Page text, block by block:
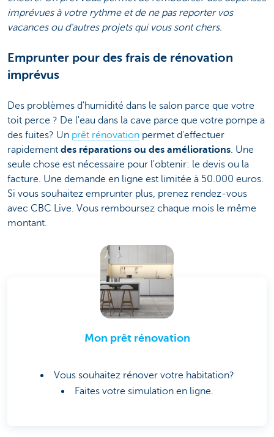
imprévues à votre rythme et de ne pas reporter vos
vacances ou d'autres projets qui vous sont chers.
Emprunter pour des frais de rénovation
imprévus
Des problèmes d'humidité dans le salon parce que votre
toit perce ? De l'eau dans la cave parce que votre pompe a
des fuites? Un prêt rénovation permet d'effectuer
rapidement des réparations ou des améliorations. Une
seule chose est nécessaire pour l'obtenir: le devis ou la
facture. Une demande en ligne est limitée à 50.000 euros.
Si vous souhaitez emprunter plus, prenez rendez-vous
avec CBC Live. Vous remboursez chaque mois le même
montant.
Mon prêt rénovation
Vous souhaitez rénover votre habitation?
Faites votre simulation en ligne.